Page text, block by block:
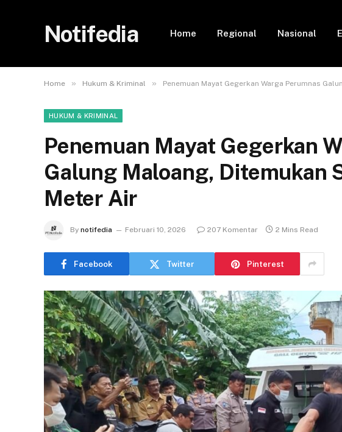
Notifedia Home Regional Nasional
Home » Hukum & Kriminal » Penemuan Mayat Gegerkan Warga Perumnas
HUKUM & KRIMINAL
Penemuan Mayat Gegerkan
Galung Maloang, Ditemukan
Meter Air
By notifedia Februari 10, 2026 207 Komentar 2 Mins Read
Facebook Twitter Pinterest